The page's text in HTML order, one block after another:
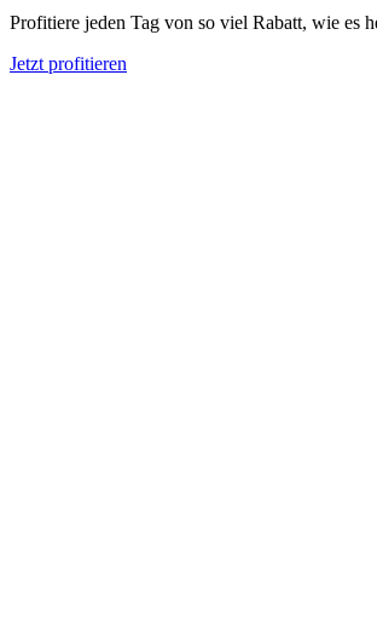
Profitiere jeden Tag von so viel Rabatt, wie es
Jetzt profitieren